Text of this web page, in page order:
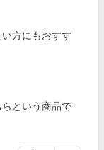
方にもおすす
という商品で